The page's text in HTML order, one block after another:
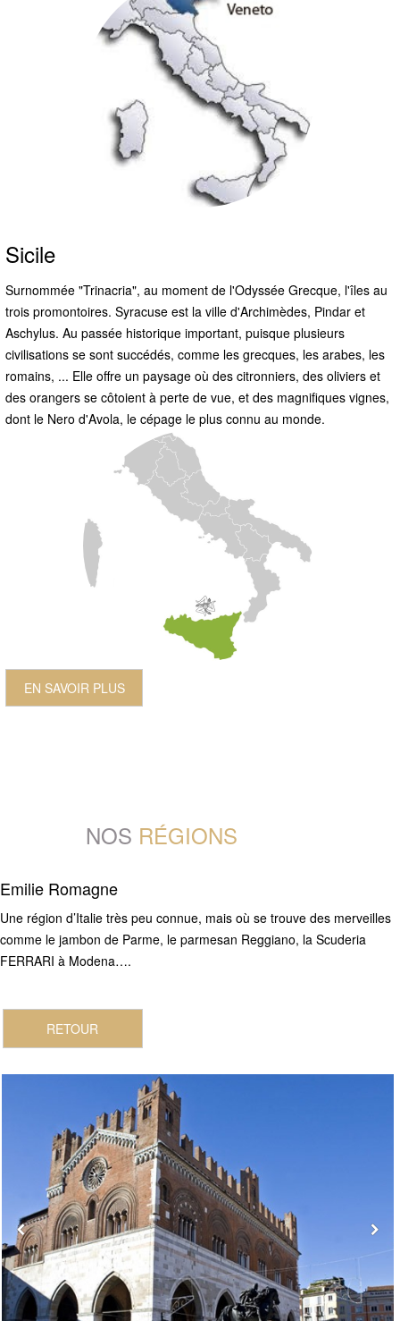
Sicile
Surnommée "Trinacria", au moment de l'Odyssée Grecque, l'îles au
trois promontoires. Syracuse est la ville d'Archimèdes, Pindar et
Aschylus. Au passée historique important, puisque plusieurs
civilisations se sont succédés, comme les grecques, les arabes, les
romains, ... Elle offre un paysage où des citronniers, des oliviers et
des orangers se côtoient à perte de vue, et des magnifiques vignes,
dont le Nero d'Avola, le cépage le plus connu au monde.
EN SAVOIR PLUS
NOS RÉGIONS
Emilie Romagne
Une région d’Italie très peu connue, mais où se trouve des merveilles
comme le jambon de Parme, le parmesan Reggiano, la Scuderia
FERRARI à Modena….
RETOUR